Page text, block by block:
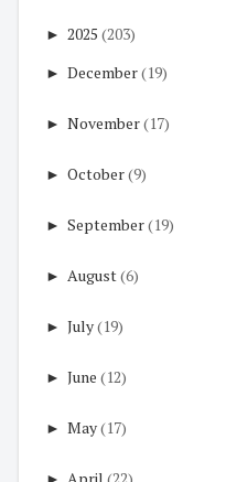
► 2025 (203)
► December(19)
► November(17)
► October(9)
► September(19)
► August(6)
► July(19)
► June (12)
► May(17)